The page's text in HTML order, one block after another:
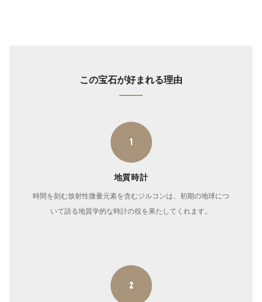
この宝石が好まれる理由
1
地質時計
時間を刻む放射性微量元素を含むジルコンは、初期の地球につ
いて語る地質学的な時計の役を果たしてくれます。
2